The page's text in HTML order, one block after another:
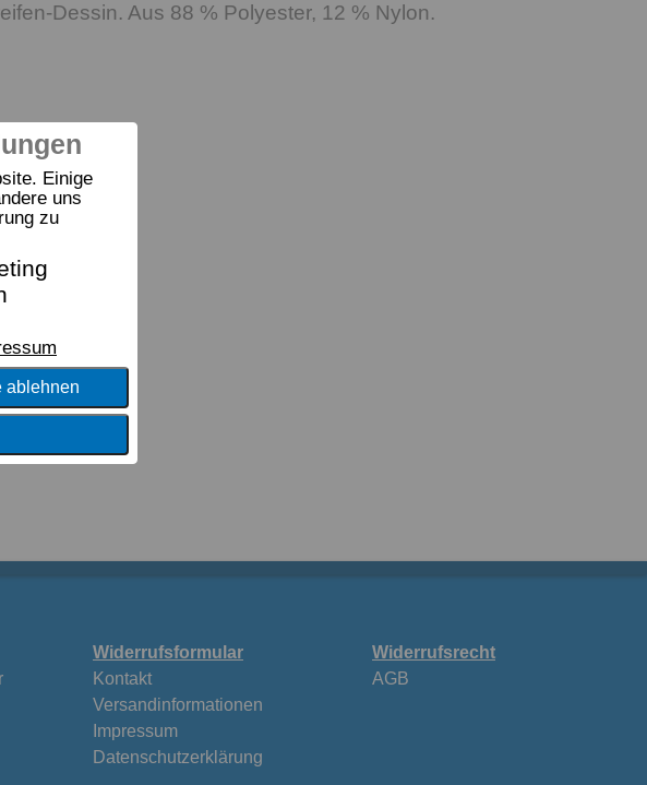
Einige
uns
zu
ablehnen
Dessin. Aus 88 % Polyester, 12 % Nylon.
Widerrufsformular
Kontakt
Versandinformationen
Impressum
Datenschutzerklärung
Widerrufsrecht
AGB